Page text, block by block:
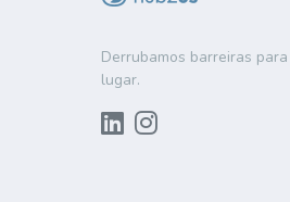
Derrubamos barreiras
lugar.